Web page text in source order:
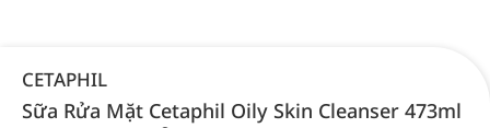
CETAPHIL
Sữa Rửa Mặt Cetaphil Oily Skin Cleanser 473ml